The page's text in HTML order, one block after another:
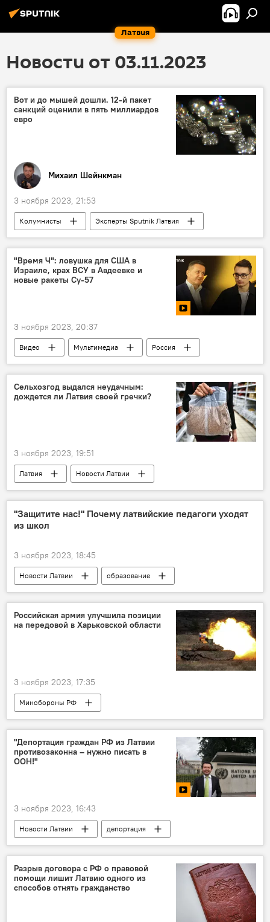
Латвия
Новости от 03.11.2023
Вот и до мышей дошли. 12-й пакет
санкций оценили в пять миллиардов
евро
Михаил Шейнкман
3 ноября 2023, 21:53
Колумнисты
Эксперты Sputnik Латвия
Евросоюз
Россия
антироссийские санкции
экономика
"Время Ч": ловушка для США в
Израиле, крах ВСУ в Авдеевке и
новые ракеты Су-57
3 ноября 2023, 20:37
Видео Мультимедиа
Россия
Украина
военная операция
Израиль
Палестина
конфликт
безопасность
Сельхозгод выдался неудачным:
дождется ли Латвия своей гречки?
3 ноября 2023, 19:51
Латвия
Новости Латвии
экономика
Новости экономики Латвии
сельское хозяйство
"Защитите нас!" Почему латвийские педагоги уходят
из школ
3 ноября 2023, 18:45
Новости Латвии
образование
Анда Чакша
школа педагоги
Российская армия улучшила позиции
на передовой в Харьковской области
3 ноября 2023, 17:35
Минобороны РФ
Операция по демилитаризации Украины
Россия
Украина
военная операция
военная техника
военнослужащие
"Депортация граждан РФ из Латвии
противозаконна – нужно писать в
ООН!"
3 ноября 2023, 16:43
Новости Латвии
депортация
россияне
закон
ООН
Европейский суд по правам человека (ЕСПЧ)
Разрыв договора с РФ о правовой
помощи лишит Латвию одного из
способов отнять гражданство